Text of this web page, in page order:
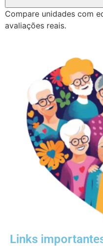
Compare unidades com
avaliações reais.
Links